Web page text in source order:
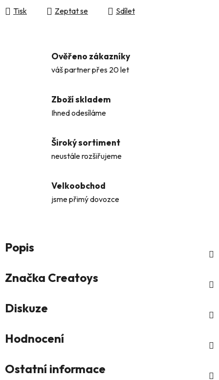
Tisk Zeptat se Sdílet
Ověřeno zákazníky
váš partner přes 20 let
Zboží skladem
Ihned odesíláme
Široký sortiment
neustále rozšiřujeme
Velkoobchod
jsme přimý dovozce
Popis
Značka Creatoys
Diskuze
Hodnocení
Ostatní informace